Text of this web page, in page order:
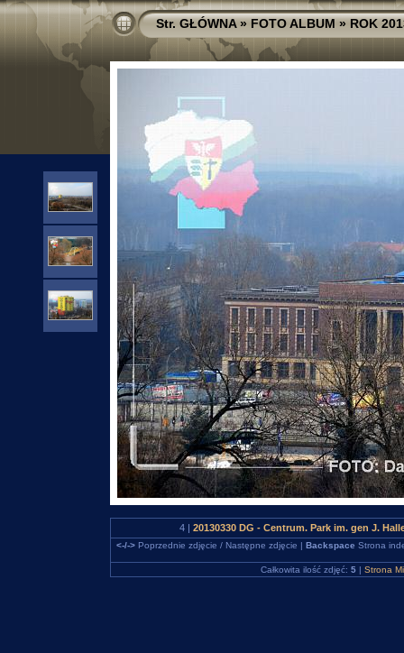
Str. GŁÓWNA»FOTO ALBUM»ROK
4 | 20130330 DG - Centrum. Park im. gen J.
<-/->Poprzednie zdjęcie / Następne zdjęcie | Backspace Strona
Całkowita ilość zdjęć: 5 | Strona